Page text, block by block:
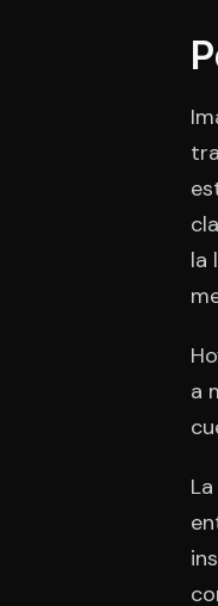
la
a